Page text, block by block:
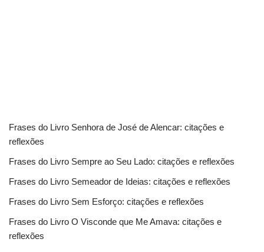
Frases do Livro Senhora de José de Alencar: citações e
reflexões
Frases do Livro Sempre ao Seu Lado: citações e reflexões
Frases do Livro Semeador de Ideias: citações e reflexões
Frases do Livro Sem Esforço: citações e reflexões
Frases do Livro O Visconde que Me Amava: citações e
reflexões